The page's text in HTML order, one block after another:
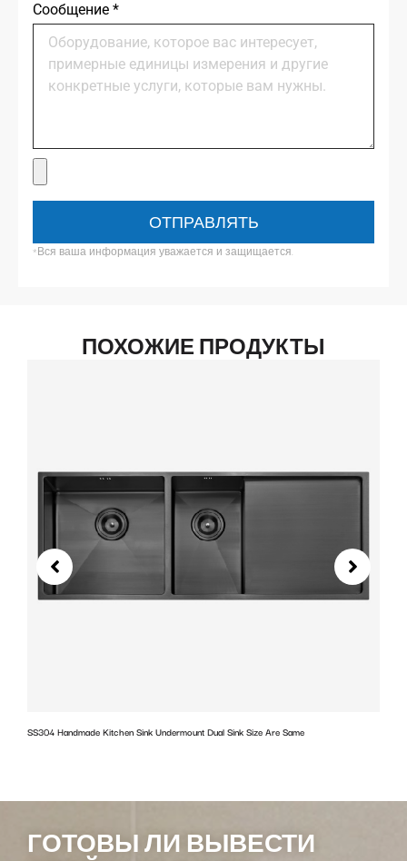
Сообщение *
ОТПРАВЛЯТЬ
*Вся ваша информация уважается и защищается.
ПОХОЖИЕ ПРОДУКТЫ
SS304 Handmade Kitchen Sink Undermount Dual Sink Size Are Same
ГОТОВЫ ЛИ ВЫВЕСТИ